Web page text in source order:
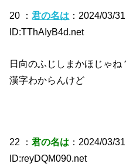
20 ：君の名は ：2024/03/
ID:TThAIyB4d.net
日向のふじしまかほじゃね
漢字わからんけど
22 ：君の名は ：2024/03/
ID:reyDQM090.net